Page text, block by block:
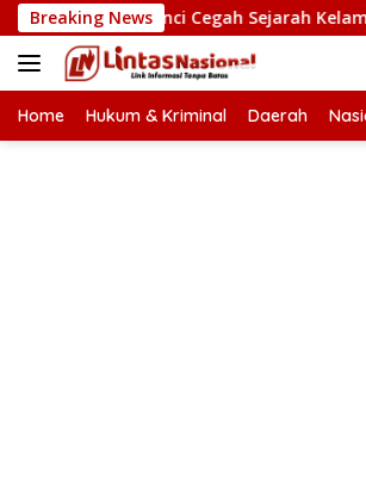
Langsung
ke
konten
Breaking News
Kunci Cegah Sejarah Kelam
Home Hukum & Kriminal Daerah